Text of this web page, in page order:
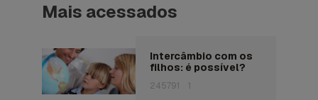
Mais acessados
Intercâmbio com os
filhos: é possível?
245791 1